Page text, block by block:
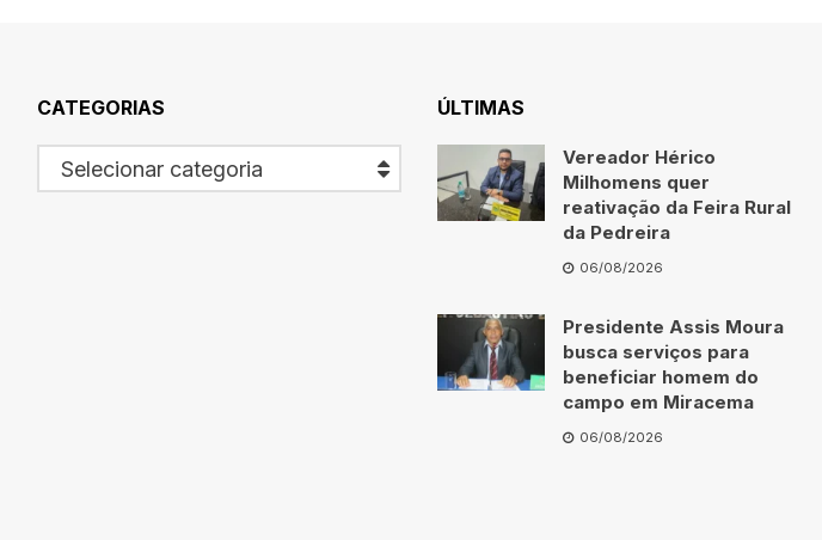
CATEGORIAS
Selecionar categoria
ÚLTIMAS
Vereador Hérico
Milhomens quer
reativação da Feira Rural
da Pedreira
06/08/2026
Presidente Assis Moura
busca serviços para
beneficiar homem do
campo em Miracema
06/08/2026